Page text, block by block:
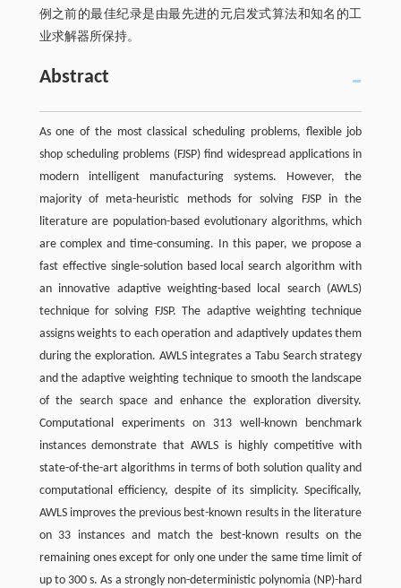
例之前的最佳纪录是由最先进的元启发式算法和知名的工
业求解器所保持。
Abstract
As one of the most classical scheduling problems, flexible job
shop scheduling problems (FJSP) find widespread applications in
modern intelligent manufacturing systems. However, the
majority of meta-heuristic methods for solving FJSP in the
literature are population-based evolutionary algorithms, which
are complex and time-consuming. In this paper, we propose a
fast effective single-solution based local search algorithm with
an innovative adaptive weighting-based local search (AWLS)
technique for solving FJSP. The adaptive weighting technique
assigns weights to each operation and adaptively updates them
during the exploration. AWLS integrates a Tabu Search strategy
and the adaptive weighting technique to smooth the landscape
of the search space and enhance the exploration diversity.
Computational experiments on 313 well-known benchmark
instances demonstrate that AWLS is highly competitive with
state-of-the-art algorithms in terms of both solution quality and
computational efficiency, despite of its simplicity. Specifically,
AWLS improves the previous best-known results in the literature
on 33 instances and match the best-known results on the
remaining ones except for only one under the same time limit of
up to 300 s. As a strongly non-deterministic polynomia (NP)-hard